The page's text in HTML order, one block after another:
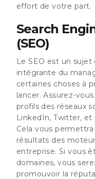
effort de votre part.
Search
(SEO)
Le SEO est un
intégrante du
certaines choses à
lancer. Assurez-
profils des réseaux
LinkedIn, Twitter, et
Cela vous
résultats des
entreprise. Si vous
domaines, vous
promouvoir la